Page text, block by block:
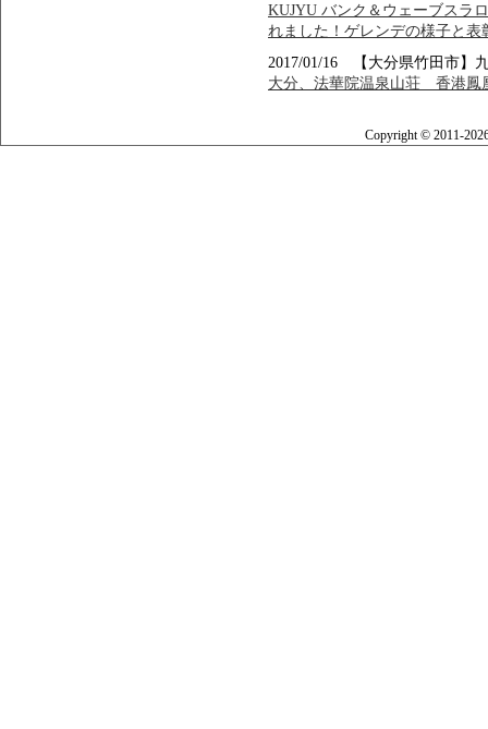
KUJYU バンク＆ウェーブスラ
れました！ゲレンデの様子と
2017/01/16 【大分県竹田市】
大分、法華院温泉山荘 香港鳳
Copyright © 2011-